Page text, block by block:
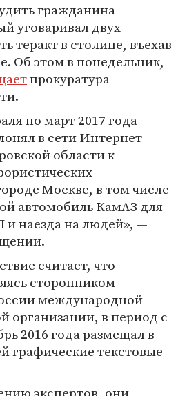
гражданина
уговаривал двух
теракт в столице, въехав
Об этом в понедельник,
прокуратура
по март 2017 года
в сети Интернет
области к
Москве, в том числе
автомобиль КамАЗ для
и наезда на людей», —
считает, что
сторонником
международной
организации, в период с
2016 года размещал в
графические текстовые